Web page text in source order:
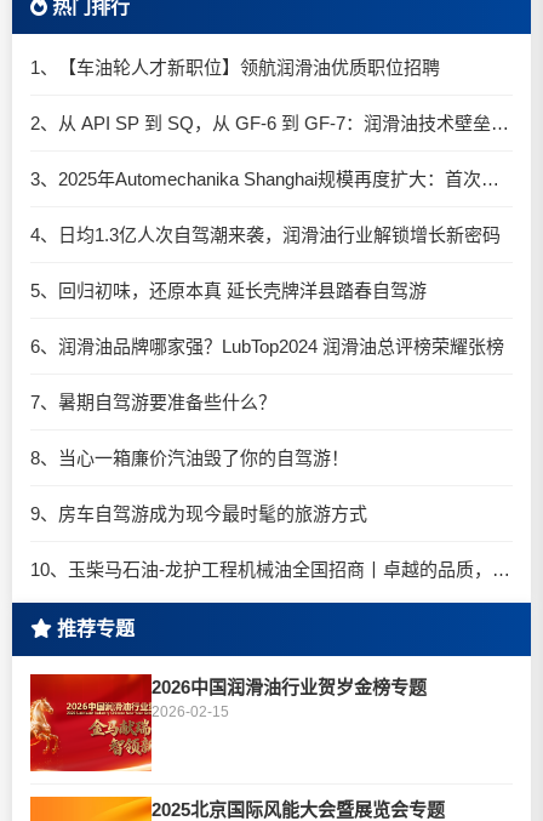
热门排行
1、【车油轮人才新职位】领航润滑油优质职位招聘
2、从 API SP 到 SQ，从 GF-6 到 GF-7：润滑油技术壁垒再升高，你准备好了吗？
3、2025年Automechanika Shanghai规模再度扩大：首次启用国家会展中心（上海）全部15个展馆
4、日均1.3亿人次自驾潮来袭，润滑油行业解锁增长新密码​
5、回归初味，还原本真 延长壳牌洋县踏春自驾游
6、润滑油品牌哪家强？LubTop2024 润滑油总评榜荣耀张榜
7、暑期自驾游要准备些什么？
8、当心一箱廉价汽油毁了你的自驾游！
9、房车自驾游成为现今最时髦的旅游方式
10、玉柴马石油-龙护工程机械油全国招商丨卓越的品质，专业的品牌！
推荐专题
2026中国润滑油行业贺岁金榜专题
2026-02-15
2025北京国际风能大会暨展览会专题